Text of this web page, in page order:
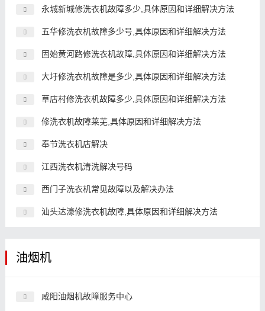
永城新城修洗衣机故障多少,具体原因和详细解决方法
五华修洗衣机故障多少号,具体原因和详细解决方法
固始黄河路修洗衣机故障,具体原因和详细解决方法
大圩修洗衣机故障是多少,具体原因和详细解决方法
草店村修洗衣机故障多少,具体原因和详细解决方法
修洗衣机故障莱芜,具体原因和详细解决方法
奉节洗衣机店解决
江西洗衣机清洗解决号码
西门子洗衣机常见故障以及解决办法
汕头达濠修洗衣机故障,具体原因和详细解决方法
油烟机
咸阳油烟机故障服务中心